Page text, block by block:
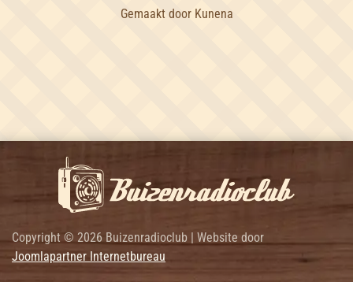
Gemaakt door Kunena
Copyright © 2026 Buizenradioclub | Website door
Joomlapartner Internetbureau